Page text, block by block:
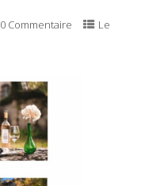
0 Commentaire
Le